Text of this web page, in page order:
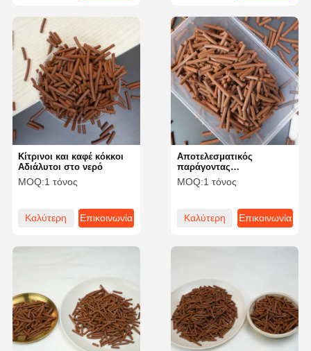
Κίτρινοι και καφέ κόκκοι
Αδιάλυτοι στο νερό
MOQ:1 τόνος
Καλύτερη
Επικοινωνία
Αποτελεσματικός
παράγοντας
αποσύλφρωσης για την
απομάκρυνση οσμών με
MOQ:1 τόνος
Καλύτερη
Επικοινωνία